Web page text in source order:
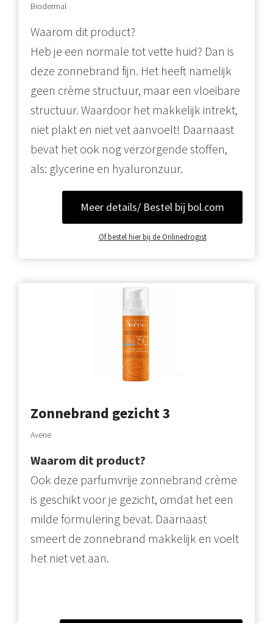
Biodermal
Waarom dit product?
Heb je een normale tot vette huid? Dan is
deze zonnebrand fijn. Het heeft namelijk
geen crème structuur, maar een vloeibare
structuur. Waardoor het makkelijk intrekt,
niet plakt en niet vet aanvoelt! Daarnaast
bevat het ook nog verzorgende stoffen,
als: glycerine en hyaluronzuur.
Meer details/ Bestel bij bol.com
Of bestel hier bij de Onlinedrogist
Zonnebrand gezicht 3
Avene
Waarom dit product?
Ook deze parfumvrije zonnebrand crème
is geschikt voor je gezicht, omdat het een
milde formulering bevat. Daarnaast
smeert de zonnebrand makkelijk en voelt
het niet vet aan.